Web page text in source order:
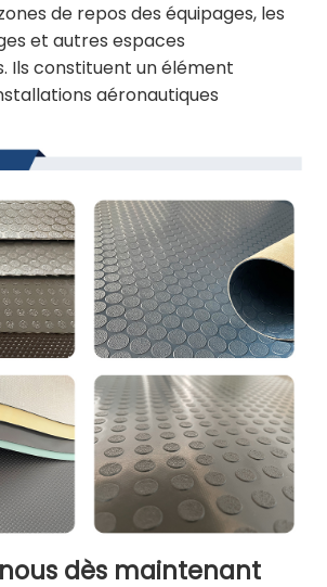
de repos des équipages, les
et autres espaces
Ils constituent un élément
aéronautiques
dès maintenant